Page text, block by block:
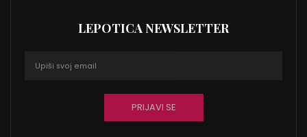
LEPOTICA NEWSLETTER